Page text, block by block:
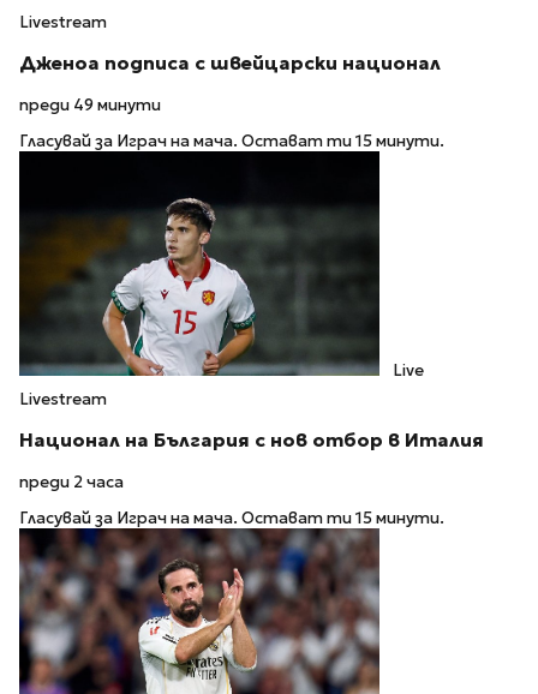
Livestream
Дженоа подписа с швейцарски национал
преди 49 минути
Гласувай за Играч на мача. Остават ти 15 минути.
Live
Livestream
Национал на България с нов отбор в Италия
преди 2 часа
Гласувай за Играч на мача. Остават ти 15 минути.